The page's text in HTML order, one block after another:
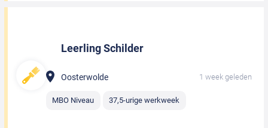
Leerling Schilder
Oosterwolde 1 week geleden
MBO Niveau 37,5-urige werkweek